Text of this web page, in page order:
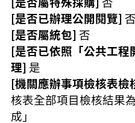
[是否已辦理公開閱覽] 否
[是否屬統包] 否
[是否已依照「公共工程
理] 是
[機關應辦事項檢核表檢
核表全部項目檢核結果
成」